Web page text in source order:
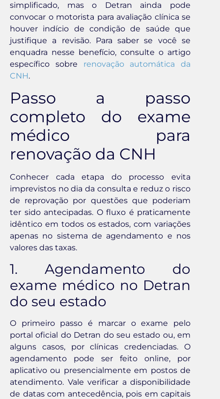
simplificado, mas o Detran ainda pode
convocar o motorista para avaliação clínica se
houver indício de condição de saúde que
justifique a revisão. Para saber se você se
enquadra nesse benefício, consulte o artigo
específico sobre renovação automática da
CNH.
Passo a passo
completo do exame
médico para
renovação da CNH
Conhecer cada etapa do processo evita
imprevistos no dia da consulta e reduz o risco
de reprovação por questões que poderiam
ter sido antecipadas. O fluxo é praticamente
idêntico em todos os estados, com variações
apenas no sistema de agendamento e nos
valores das taxas.
1. Agendamento do
exame médico no Detran
do seu estado
O primeiro passo é marcar o exame pelo
portal oficial do Detran do seu estado ou, em
alguns casos, por clínicas credenciadas. O
agendamento pode ser feito online, por
aplicativo ou presencialmente em postos de
atendimento. Vale verificar a disponibilidade
de datas com antecedência, pois em capitais